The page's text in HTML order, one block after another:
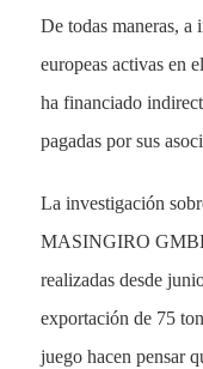
De todas maneras, a
europeas activas en
ha financiado
pagadas por sus
La investigación
MASINGIRO
realizadas desde
exportación de 75
juego hacen pensar